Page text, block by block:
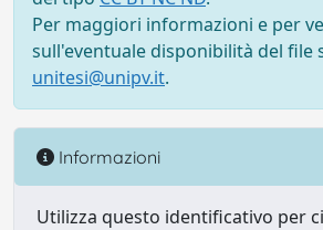
Per maggiori informazioni e per
sull'eventuale disponibilità del file
unitesi@unipv.it.
Informazioni
Utilizza questo identificativo per